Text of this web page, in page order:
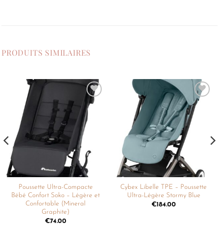
PRODUITS SIMILAIRES
Ajouter
à la
liste de
souhaits
Poussette Ultra-Compacte
Bébé Confort Soko – Légère et
Confortable (Mineral
Graphite)
€74.00
Ajouter
à la
liste de
souhaits
Cybex Libelle TPE – Poussette
Ultra-Légère Stormy Blue
€184.00